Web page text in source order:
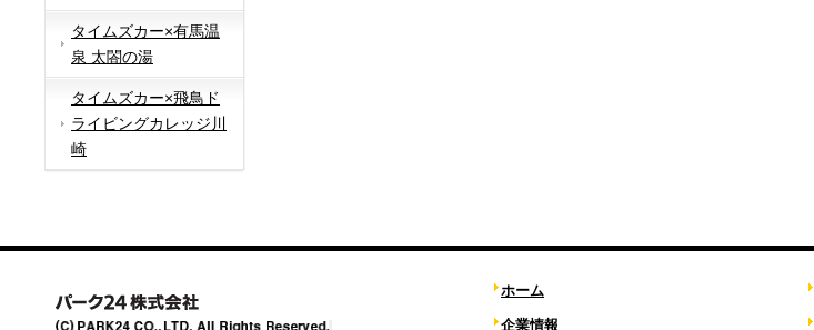
タイムズカー×有馬温
泉 太閤の湯
タイムズカー×飛鳥ド
ライビングカレッジ川
崎
ホーム
企業情報